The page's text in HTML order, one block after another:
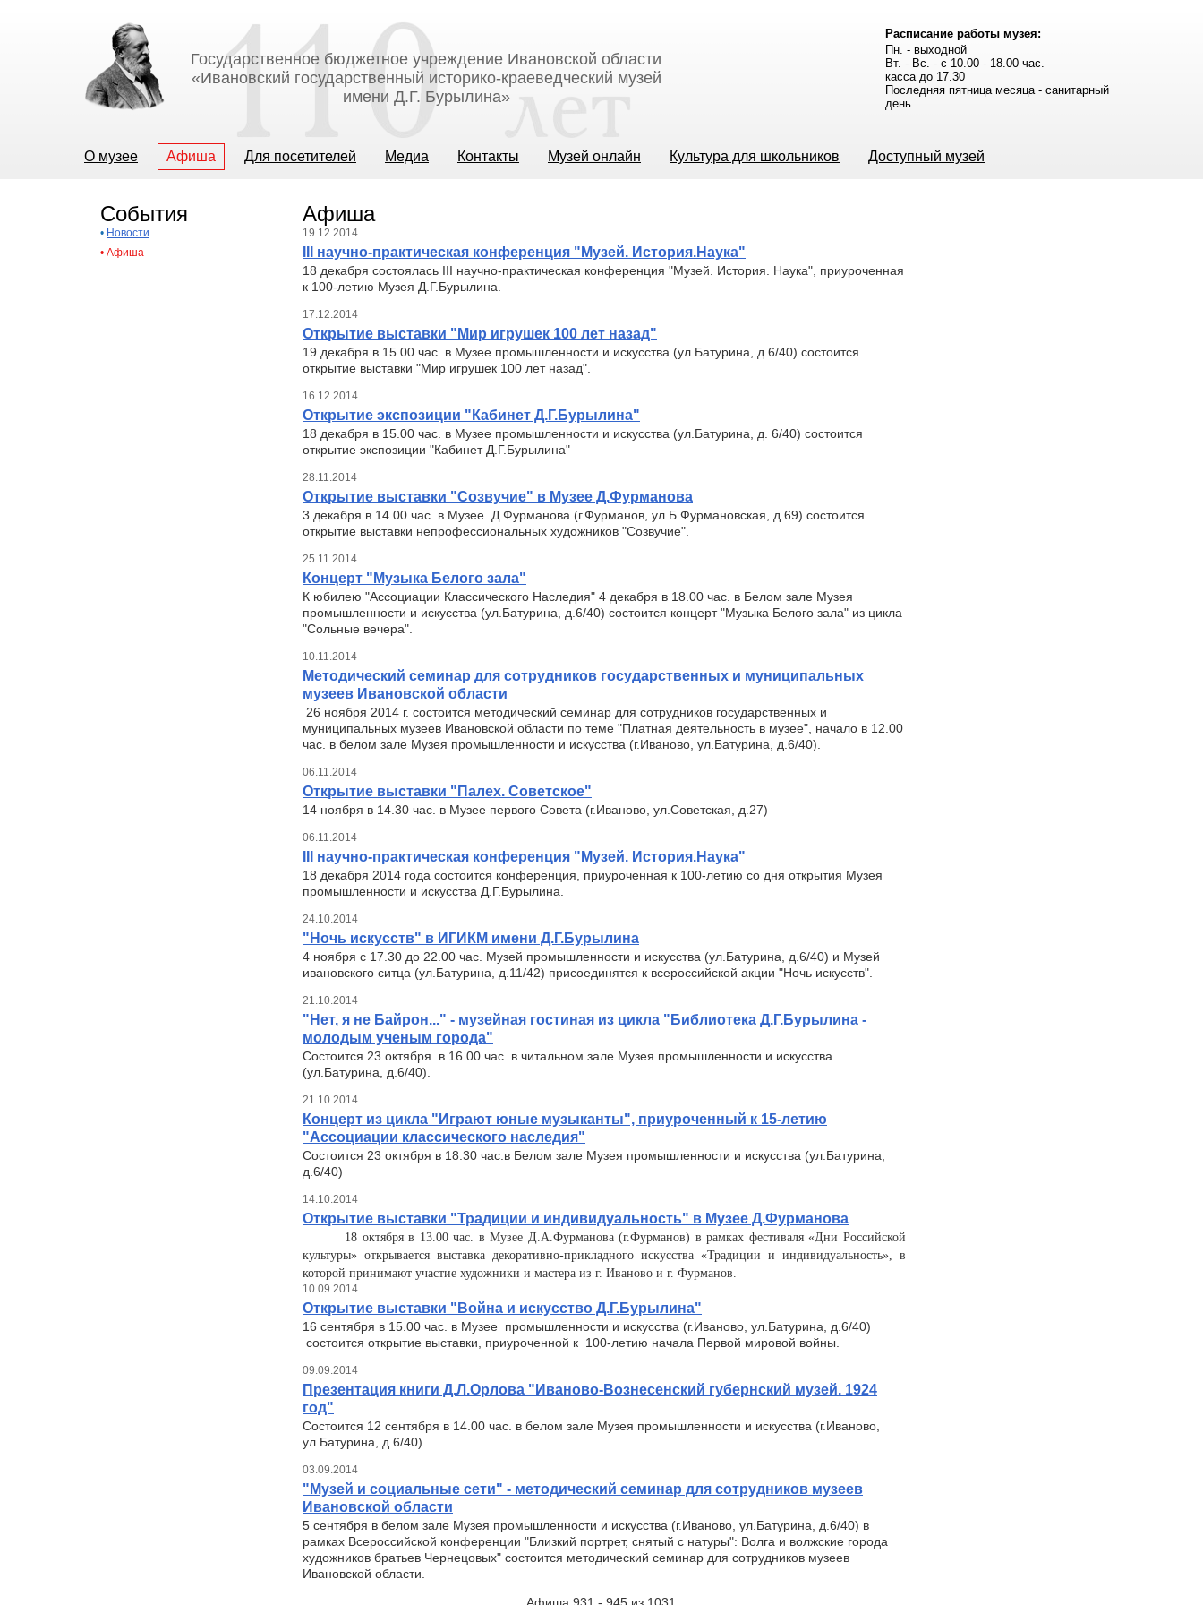
Государственное бюджетное учреждение Ивановской области
«Ивановский государственный историко-краеведческий музей
имени Д.Г. Бурылина»
Расписание работы музея:
Пн. - выходной
Вт. - Вс. - с 10.00 - 18.00 час.
касса до 17.30
Последняя пятница месяца - санитарный
день.
О музее Афиша Для посетителей Медиа Контакты Музей онлайн Культура для школьников Доступный музей
События
• Новости
• Афиша
Афиша
19.12.2014
III научно-практическая конференция "Музей. История.Наука"
18 декабря состоялась III научно-практическая конференция "Музей. История. Наука", приуроченная
к 100-летию Музея Д.Г.Бурылина.
17.12.2014
Открытие выставки "Мир игрушек 100 лет назад"
19 декабря в 15.00 час. в Музее промышленности и искусства (ул.Батурина, д.6/40) состоится
открытие выставки "Мир игрушек 100 лет назад".
16.12.2014
Открытие экспозиции "Кабинет Д.Г.Бурылина"
18 декабря в 15.00 час. в Музее промышленности и искусства (ул.Батурина, д. 6/40) состоится
открытие экспозиции "Кабинет Д.Г.Бурылина"
28.11.2014
Открытие выставки "Созвучие" в Музее Д.Фурманова
3 декабря в 14.00 час. в Музее Д.Фурманова (г.Фурманов, ул.Б.Фурмановская, д.69) состоится
открытие выставки непрофессиональных художников "Созвучие".
25.11.2014
Концерт "Музыка Белого зала"
К юбилею "Ассоциации Классического Наследия" 4 декабря в 18.00 час. в Белом зале Музея
промышленности и искусства (ул.Батурина, д.6/40) состоится концерт "Музыка Белого зала" из цикла
"Сольные вечера".
10.11.2014
Методический семинар для сотрудников государственных и муниципальных
музеев Ивановской области
26 ноября 2014 г. состоится методический семинар для сотрудников государственных и
муниципальных музеев Ивановской области по теме "Платная деятельность в музее", начало в 12.00
час. в белом зале Музея промышленности и искусства (г.Иваново, ул.Батурина, д.6/40).
06.11.2014
Открытие выставки "Палех. Советское"
14 ноября в 14.30 час. в Музее первого Совета (г.Иваново, ул.Советская, д.27)
06.11.2014
III научно-практическая конференция "Музей. История.Наука"
18 декабря 2014 года состоится конференция, приуроченная к 100-летию со дня открытия Музея
промышленности и искусства Д.Г.Бурылина.
24.10.2014
"Ночь искусств" в ИГИКМ имени Д.Г.Бурылина
4 ноября с 17.30 до 22.00 час. Музей промышленности и искусства (ул.Батурина, д.6/40) и Музей
ивановского ситца (ул.Батурина, д.11/42) присоединятся к всероссийской акции "Ночь искусств".
21.10.2014
"Нет, я не Байрон..." - музейная гостиная из цикла "Библиотека Д.Г.Бурылина -
молодым ученым города"
Состоится 23 октября в 16.00 час. в читальном зале Музея промышленности и искусства
(ул.Батурина, д.6/40).
21.10.2014
Концерт из цикла "Играют юные музыканты", приуроченный к 15-летию
"Ассоциации классического наследия"
Состоится 23 октября в 18.30 час.в Белом зале Музея промышленности и искусства (ул.Батурина,
д.6/40)
14.10.2014
Открытие выставки "Традиции и индивидуальность" в Музее Д.Фурманова
18 октября в 13.00 час. в Музее Д.А.Фурманова (г.Фурманов) в рамках фестиваля «Дни Российской
культуры» открывается выставка декоративно-прикладного искусства «Традиции и индивидуальность», в
которой принимают участие художники и мастера из г. Иваново и г. Фурманов.
10.09.2014
Открытие выставки "Война и искусство Д.Г.Бурылина"
16 сентября в 15.00 час. в Музее промышленности и искусства (г.Иваново, ул.Батурина, д.6/40)
состоится открытие выставки, приуроченной к 100-летию начала Первой мировой войны.
09.09.2014
Презентация книги Д.Л.Орлова "Иваново-Вознесенский губернский музей. 1924
год"
Состоится 12 сентября в 14.00 час. в белом зале Музея промышленности и искусства (г.Иваново,
ул.Батурина, д.6/40)
03.09.2014
"Музей и социальные сети" - методический семинар для сотрудников музеев
Ивановской области
5 сентября в белом зале Музея промышленности и искусства (г.Иваново, ул.Батурина, д.6/40) в
рамках Всероссийской конференции "Близкий портрет, снятый с натуры": Волга и волжские города
художников братьев Чернецовых" состоится методический семинар для сотрудников музеев
Ивановской области.